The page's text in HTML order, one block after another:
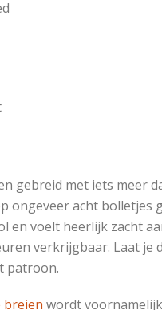
gebreid met iets meer
ongeveer acht bolletjes
en voelt heerlijk zacht
verkrijgbaar. Laat
patroon.
breien wordt